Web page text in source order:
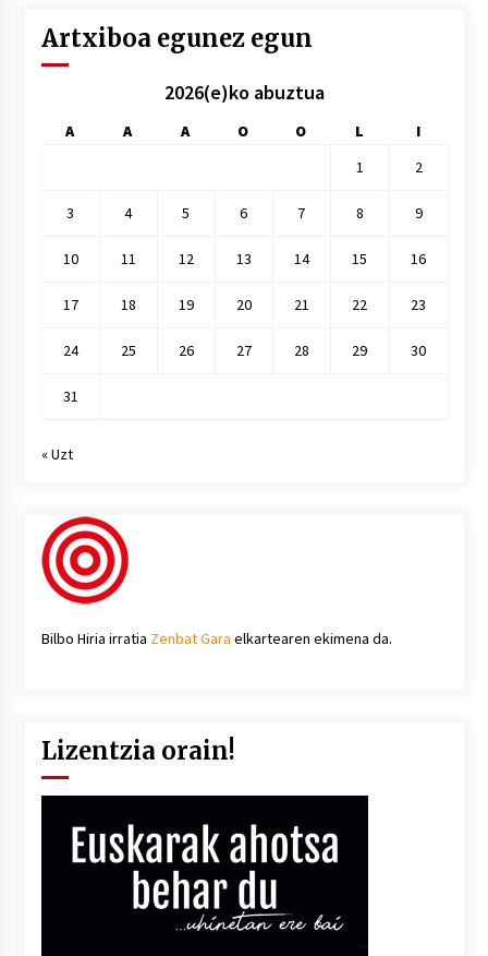
Artxiboa egunez egun
2026(e)ko abuztua
A A A O O L
I
1
2
3 4 5 6 7 8 9
10 11 12 13 14 15 16
17 18 19 20 21 22 23
24 25 26 27 28 29 30
31
« Uzt
Bilbo Hiria irratia Zenbat Gara elkartearen ekimena da.
Lizentzia orain!